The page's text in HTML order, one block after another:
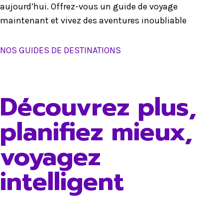
aujourd’hui. Offrez-vous un guide de voyage
maintenant et vivez des aventures inoubliable
NOS GUIDES DE DESTINATIONS
Découvrez plus,
planifiez mieux,
voyagez
intelligent